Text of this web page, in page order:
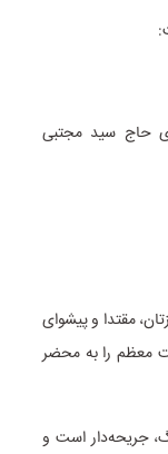
حاج سید مجتبی
مقتدا و پیشوای
معظم را به محضر
جریحه‌دار است و